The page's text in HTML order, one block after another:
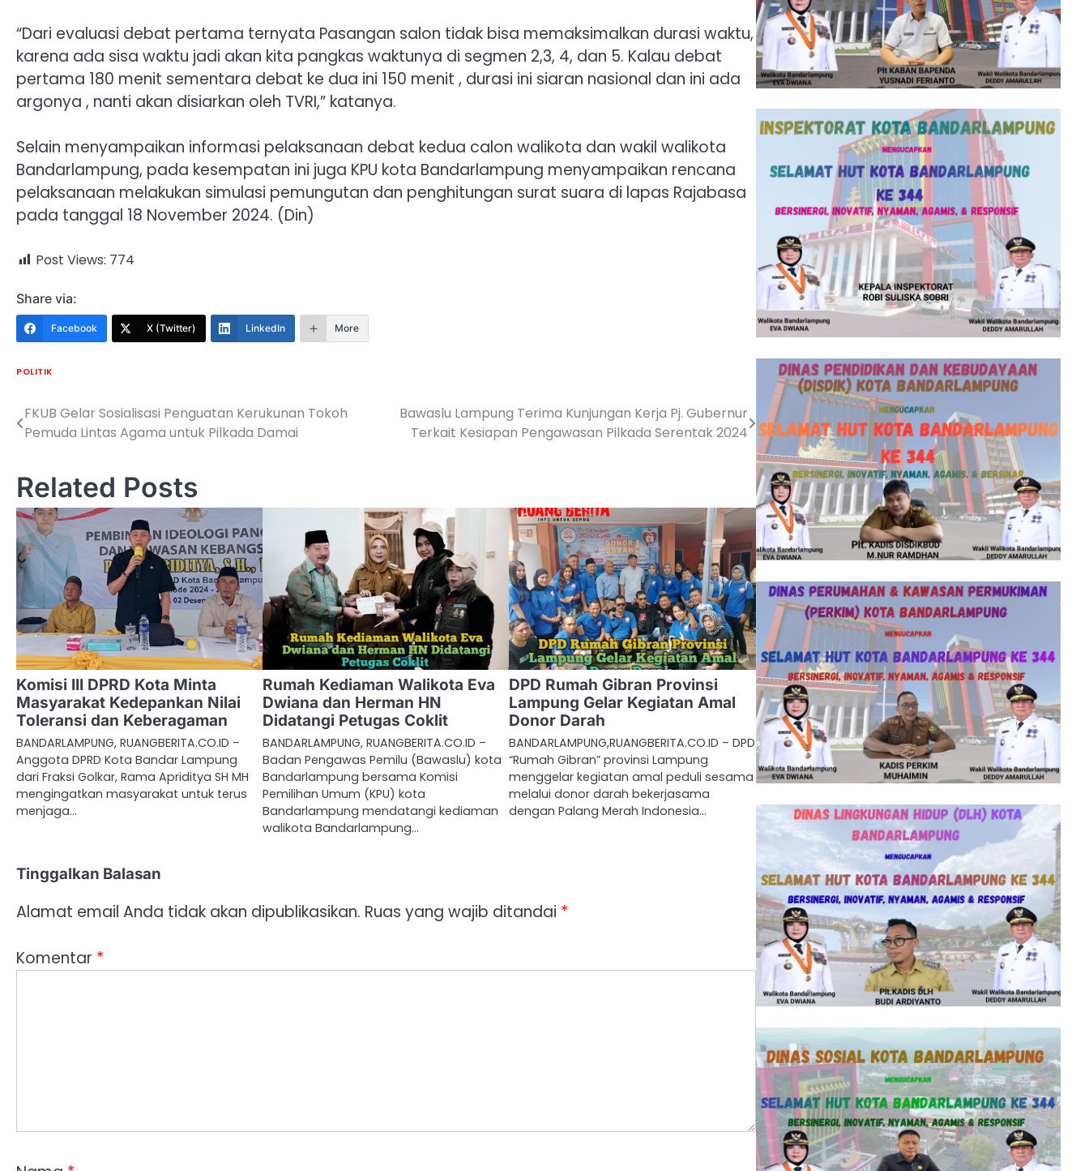
“Dari evaluasi debat pertama ternyata Pasangan salon tidak bisa memaksimalkan durasi waktu,
karena ada sisa waktu jadi akan kita pangkas waktunya di segmen 2,3, 4, dan 5. Kalau debat
pertama 180 menit sementara debat ke dua ini 150 menit , durasi ini siaran nasional dan ini ada
argonya , nanti akan disiarkan oleh TVRI,” katanya.
Selain menyampaikan informasi pelaksanaan debat kedua calon walikota dan wakil walikota
Bandarlampung, pada kesempatan ini juga KPU kota Bandarlampung menyampaikan rencana
pelaksanaan melakukan simulasi pemungutan dan penghitungan surat suara di lapas Rajabasa
pada tanggal 18 November 2024. (Din)
Post Views: 774
Share via:
Facebook X (Twitter) LinkedIn More
POLITIK
Navigasi
FKUB Gelar Sosialisasi Penguatan Kerukunan Tokoh
Pemuda Lintas Agama untuk Pilkada Damai
Bawaslu Lampung Terima Kunjungan Kerja Pj. Gubernur
Terkait Kesiapan Pengawasan Pilkada Serentak 2024
Related Posts
Komisi III DPRD Kota Minta
Masyarakat Kedepankan Nilai
Toleransi dan Keberagaman
BANDARLAMPUNG, RUANGBERITA.CO.ID –
Anggota DPRD Kota Bandar Lampung
dari Fraksi Golkar, Rama Apriditya SH MH
mengingatkan masyarakat untuk terus
menjaga…
Rumah Kediaman Walikota Eva
Dwiana dan Herman HN
Didatangi Petugas Coklit
BANDARLAMPUNG, RUANGBERITA.CO.ID –
Badan Pengawas Pemilu (Bawaslu) kota
Bandarlampung bersama Komisi
Pemilihan Umum (KPU) kota
Bandarlampung mendatangi kediaman
walikota Bandarlampung…
DPD Rumah Gibran Provinsi
Lampung Gelar Kegiatan Amal
Donor Darah
BANDARLAMPUNG,RUANGBERITA.CO.ID – DPD
“Rumah Gibran” provinsi Lampung
menggelar kegiatan amal peduli sesama
melalui donor darah bekerjasama
dengan Palang Merah Indonesia…
Tinggalkan Balasan
Alamat email Anda tidak akan dipublikasikan. Ruas yang wajib ditandai *
Komentar *